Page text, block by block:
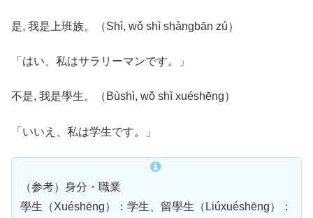
是, 我是上班族。（Shì, wǒ shì shàngbān zú）
「はい、私はサラリーマンです。」
不是, 我是學生。（Bùshì, wǒ shì xuéshēng）
「いいえ、私は学生です。」
（参考）身分・職業
學生（Xuéshēng）：学生、留學生（Liúxuéshēng）：